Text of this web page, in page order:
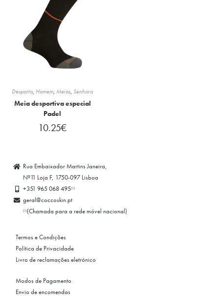
Desporto, Homem, Meias, Senhora
Meia desportiva especial
Padel
10.25€
Rua Embaixador Martins Janeira,
Nº11 Loja F, 1750-097 Lisboa
+351 965 068 495(1)
geral@coccoskin.pt
(1)(Chamada para a rede móvel nacional)
Termos e Condições
Política de Privacidade
Livro de reclamações eletrónico
Modos de Pagamento
Envio de encomendas